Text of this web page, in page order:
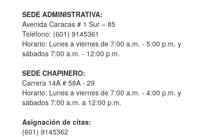
SEDE ADMINISTRATIVA:
Avenida Caracas # 1 Sur – 85
Teléfono: (601) 9145361
Horario: Lunes a viernes de 7:00 a.m. - 5:00 p.m. y
sábados 7:00 a.m. - 12:00 p.m.
SEDE CHAPINERO:
Carrera 14A # 58A - 29
Horario: Lunes a viernes de 7:00 a.m. - 4:00 p.m. y
sábados 7:00 a.m. a 12:00 p.m.
Asignación de citas:
(601) 9145362